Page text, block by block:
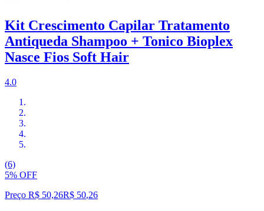
Kit Crescimento Capilar Tratamento
Antiqueda Shampoo + Tonico Bioplex
Nasce Fios Soft Hair
4.0
(6)
5% OFF
Preço R$ 50,26R$ 50,26